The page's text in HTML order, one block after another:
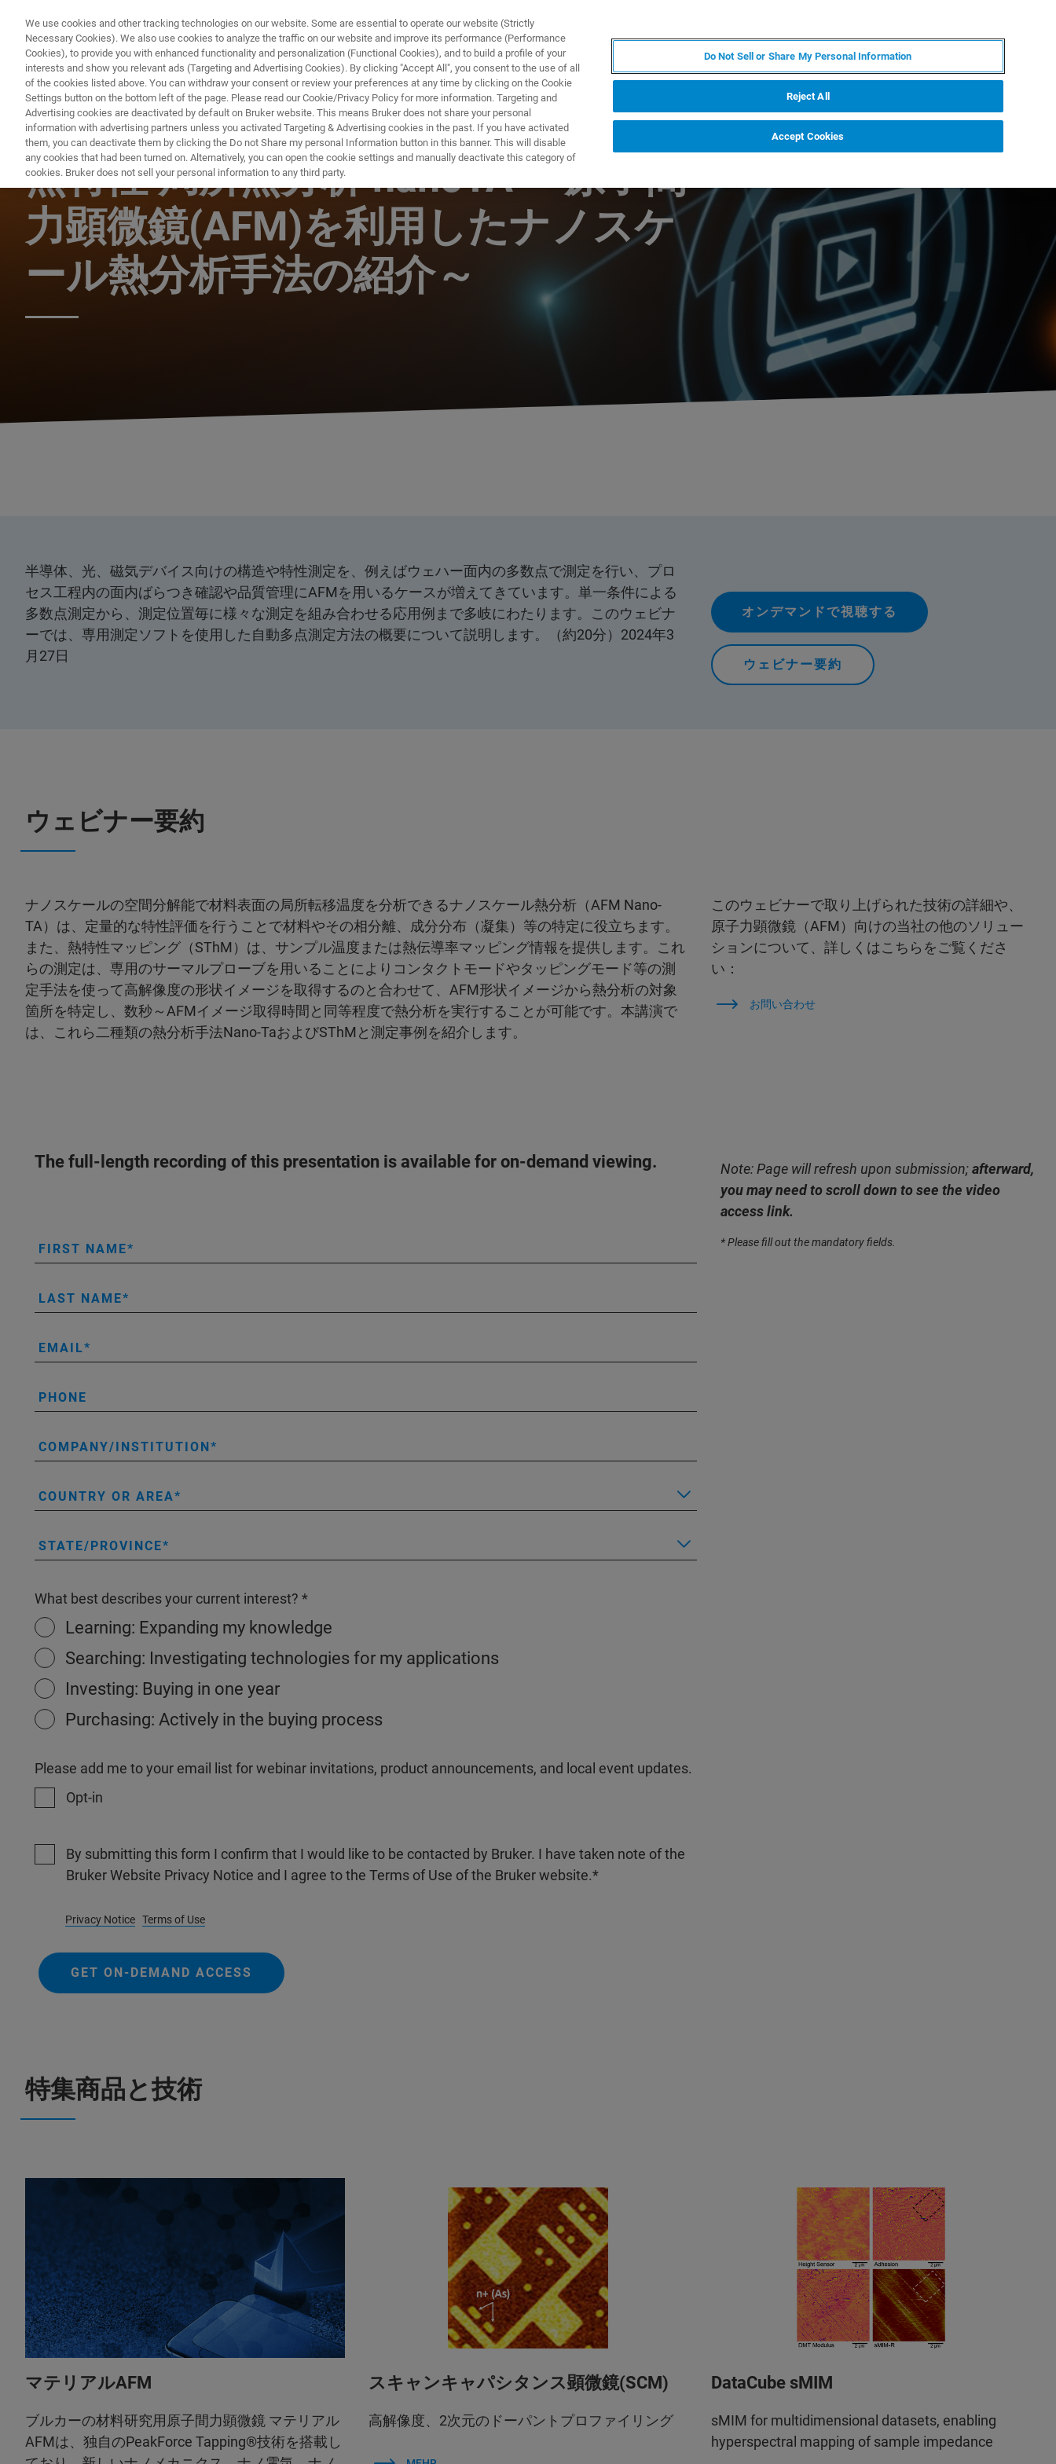
PRODUKTE & LÖSUNGEN ANWENDUNGEN SERVICE
AFM ウェビナー
熱特性 局所熱分析 nanoTA ～原子間
力顕微鏡(AFM)を利用したナノスケ
ール熱分析手法の紹介～
半導体、光、磁気デバイス向けの構造や特性測定を、例えばウェハー面内の多数点で測定を行い、プロ
セス工程内の面内ばらつき確認や品質管理にAFMを用いるケースが増えてきています。単一条件による
多数点測定から、測定位置毎に様々な測定を組み合わせる応用例まで多岐にわたります。このウェビナ
ーでは、専用測定ソフトを使用した自動多点測定方法の概要について説明します。（約20分）2024年3
月27日
オンデマンドで視聴する
ウェビナー要約
ウェビナー要約
ナノスケールの空間分解能で材料表面の局所転移温度を分析できるナノスケール熱分析（AFM Nano-
TA）は、定量的な特性評価を行うことで材料やその相分離、成分分布（凝集）等の特定に役立ちます。
また、熱特性マッピング（SThM）は、サンプル温度または熱伝導率マッピング情報を提供します。これ
らの測定は、専用のサーマルプローブを用いることによりコンタクトモードやタッピングモード等の測
定手法を使って高解像度の形状イメージを取得するのと合わせて、AFM形状イメージから熱分析の対象
箇所を特定し、数秒～AFMイメージ取得時間と同等程度で熱分析を実行することが可能です。本講演で
は、これら二種類の熱分析手法Nano-TaおよびSThMと測定事例を紹介します。
このウェビナーで取り上げられた技術の詳細や、
原子力顕微鏡（AFM）向けの当社の他のソリュー
ションについて、詳しくはこちらをご覧くださ
い：
お問い合わせ
The full-length recording of this presentation is available for on-demand viewing.
FIRST NAME
LAST NAME
EMAIL
PHONE
COMPANY/INSTITUTION
COUNTRY OR AREA
STATE/PROVINCE
What best describes your current interest?
Learning: Expanding my knowledge
Searching: Investigating technologies for my applications
Investing: Buying in one year
Purchasing: Actively in the buying process
Please add me to your email list for webinar invitations, product announcements, and local event updates.
Opt-in
By submitting this form I confirm that I would like to be contacted by Bruker. I have taken note of the
Bruker Website Privacy Notice and I agree to the Terms of Use of the Bruker website.
Privacy Notice Terms of Use
GET ON-DEMAND ACCESS
Note: Page will refresh upon submission;afterward,
you may need to scroll down to see the video
access link.
* Please fill out the mandatory fields.
特集商品と技術
マテリアルAFM
ブルカーの材料研究用原子間力顕微鏡 マテリアル
AFMは、独自のPeakForce Tapping®技術を搭載し
スキャンキャパシタンス顕微鏡(SCM)
高解像度、2次元のドーパントプロファイリング
DataCube sMIM
sMIM for multidimensional datasets, enabling
hyperspectral mapping of sample impedance
We use cookies and other tracking technologies on our website. Some are essential to operate our website (Strictly
Necessary Cookies). We also use cookies to analyze the traffic on our website and improve its performance (Performance
Cookies), to provide you with enhanced functionality and personalization (Functional Cookies), and to build a profile of your
interests and show you relevant ads (Targeting and Advertising Cookies). By clicking "Accept All", you consent to the use of all
of the cookies listed above. You can withdraw your consent or review your preferences at any time by clicking on the Cookie
Settings button on the bottom left of the page. Please read our Cookie/Privacy Policy for more information. Targeting and
Advertising cookies are deactivated by default on Bruker website. This means Bruker does not share your personal
information with advertising partners unless you activated Targeting & Advertising cookies in the past. If you have activated
them, you can deactivate them by clicking the Do not Share my personal Information button in this banner. This will disable
any cookies that had been turned on. Alternatively, you can open the cookie settings and manually deactivate this category of
cookies. Bruker does not sell your personal information to any third party.
Do Not Sell or Share My Personal Information
Reject All
Accept Cookies